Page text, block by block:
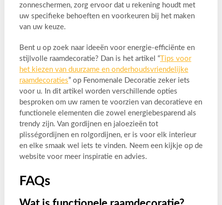
zonneschermen, zorg ervoor dat u rekening houdt met
uw specifieke behoeften en voorkeuren bij het maken
van uw keuze.
Bent u op zoek naar ideeën voor energie-efficiënte en
stijlvolle raamdecoratie? Dan is het artikel “Tips voor
het kiezen van duurzame en onderhoudsvriendelijke
raamdecoraties” op Fenomenale Decoratie zeker iets
voor u. In dit artikel worden verschillende opties
besproken om uw ramen te voorzien van decoratieve en
functionele elementen die zowel energiebesparend als
trendy zijn. Van gordijnen en jaloezieën tot
plisségordijnen en rolgordijnen, er is voor elk interieur
en elke smaak wel iets te vinden. Neem een kijkje op de
website voor meer inspiratie en advies.
FAQs